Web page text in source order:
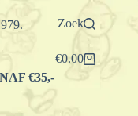
Zoek
Winkelwagen
€0.00
€35,-